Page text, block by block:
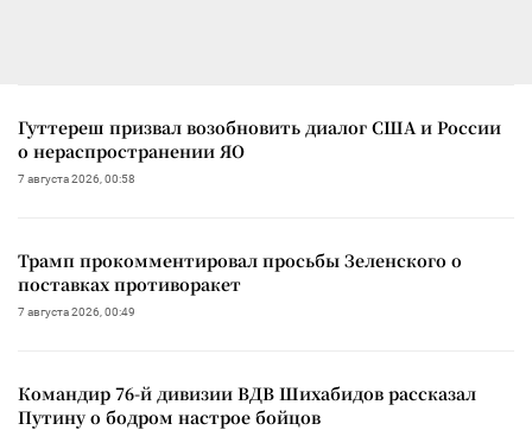
Гуттереш призвал возобновить диалог США и России
о нераспространении ЯО
7 августа 2026, 00:58
Трамп прокомментировал просьбы Зеленского о
поставках противоракет
7 августа 2026, 00:49
Командир 76-й дивизии ВДВ Шихабидов рассказал
Путину о бодром настрое бойцов